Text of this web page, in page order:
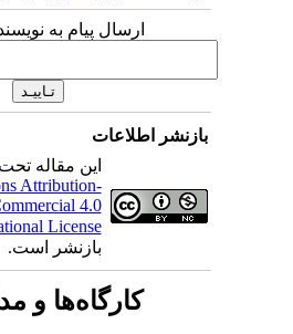
ارسال پیام به
بازنشر اطلاعات
این مقاله
Attribution-
4.0
License
بازنشر است.
کارگاه‌ها و